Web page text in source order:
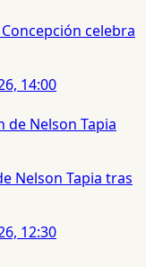
celebra
14:00
Nelson Tapia tras
12:30